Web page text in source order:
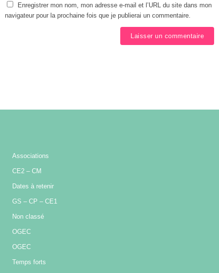
Enregistrer mon nom, mon adresse e-mail et l’URL du site dans mon
navigateur pour la prochaine fois que je publierai un commentaire.
Associations
CE2 – CM
Dates à retenir
GS – CP – CE1
Non classé
OGEC
OGEC
Temps forts